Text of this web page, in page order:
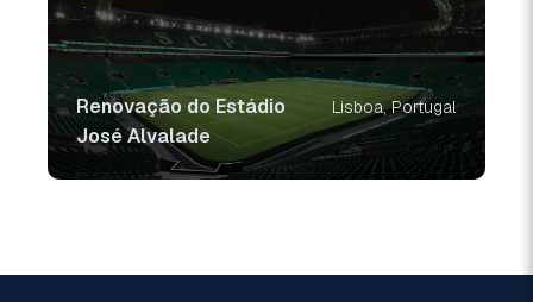
Renovação do Estádio
José Alvalade
Lisboa, Portugal